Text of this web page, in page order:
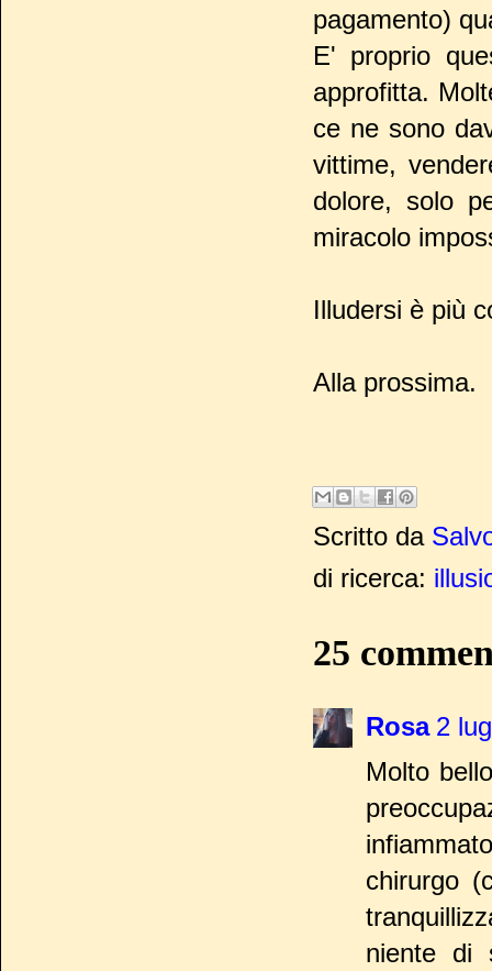
pagamento)
E' proprio
approfitta.
ce ne sono
vittime,
dolore, solo
miracolo
Illudersi è più
Alla prossima.
Scritto da
di ricerca:
25
Rosa 2
Molto
chirurgo
niente di